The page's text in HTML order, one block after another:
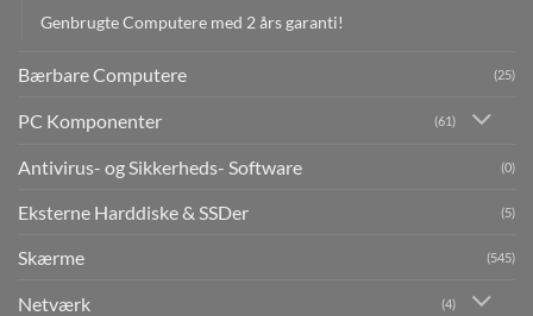
Genbrugte Computere med 2 års garanti!
Bærbare Computere (25)
PC Komponenter (61)
Antivirus- og Sikkerheds- Software (0)
Eksterne Harddiske & SSDer (5)
Skærme (545)
Netværk (4)